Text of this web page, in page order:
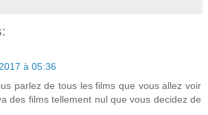
à 05:36
parlez de tous les films que vous allez voir
des films tellement nul que vous decidez de